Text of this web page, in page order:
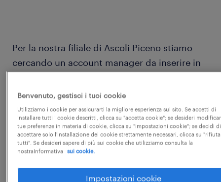
Per la nostra filiale di Ascoli Piceno stiamo
cercando un account manager da inserire in
domanda e offerta di lavoro. L'account
manager opera a tutto tondo in ogni aspetto
relativo alla fornitura di servizi risorse
umane.
Retribuzione annua: 18000€ - 22000€
Benvenuto, gestisci i tuoi cookie
Utilizziamo i cookie per assicurarti la migliore esperienza sul sito. Se accetti di
installare tutti i cookie descritti, clicca su "accetta cookie"; se desideri
tue preferenze in materia di cookie, clicca su "impostazioni cookie"; se decidi di
accettare solo l'installazione dei cookie strettamente necessari, clicca su "rifiuta
tutti". Se desideri sapere di più sui cookie che utilizziamo consulta la
nostraInformativa
sui cookie.
Impostazioni cookie